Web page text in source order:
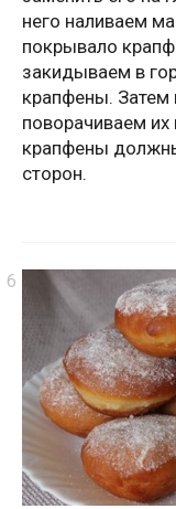
него наливаем
покрывало
закидываем в
крапфены.
поворачиваем
крапфены
сторон.